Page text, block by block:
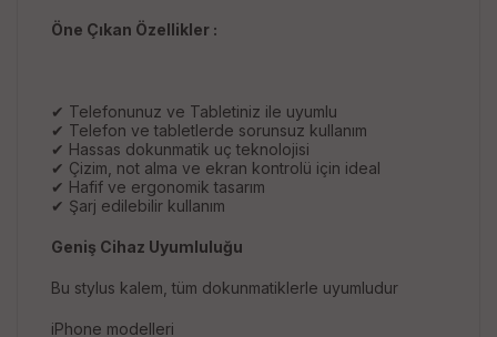
Öne Çıkan Özellikler :
✔ Telefonunuz ve Tabletiniz ile uyumlu
✔ Telefon ve tabletlerde sorunsuz kullanım
✔ Hassas dokunmatik uç teknolojisi
✔ Çizim, not alma ve ekran kontrolü için ideal
✔ Hafif ve ergonomik tasarım
✔ Şarj edilebilir kullanım
Geniş Cihaz Uyumluluğu
Bu stylus kalem, tüm dokunmatiklerle uyumludur
iPhone modelleri